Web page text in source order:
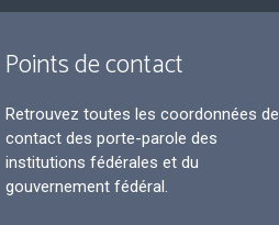
Points de contact
Retrouvez toutes les coordonnées de
contact des porte-parole des
institutions fédérales et du
gouvernement fédéral.